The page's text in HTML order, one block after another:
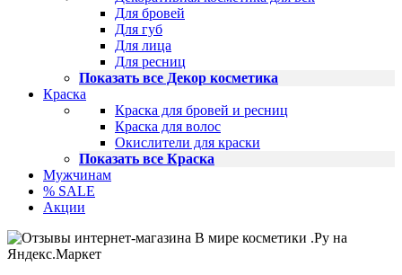
Для бровей
Для губ
Для лица
Для ресниц
Показать все Декор косметика
Краска
Краска для бровей и ресниц
Краска для волос
Окислители для краски
Показать все Краска
Мужчинам
% SALE
Акции